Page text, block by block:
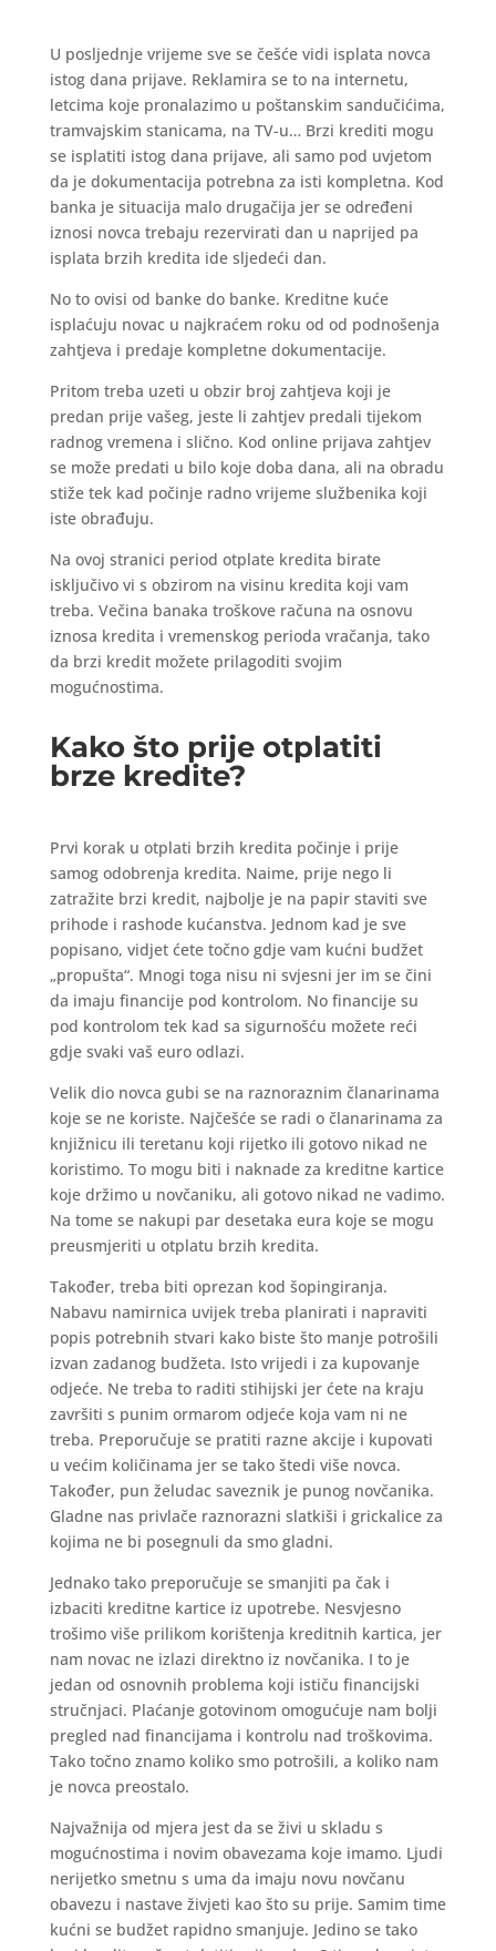
U posljednje vrijeme sve se češće vidi isplata novca
istog dana prijave. Reklamira se to na internetu,
letcima koje pronalazimo u poštanskim sandučićima,
tramvajskim stanicama, na TV-u… Brzi krediti mogu
se isplatiti istog dana prijave, ali samo pod uvjetom
da je dokumentacija potrebna za isti kompletna. Kod
banka je situacija malo drugačija jer se određeni
iznosi novca trebaju rezervirati dan u naprijed pa
isplata brzih kredita ide sljedeći dan.
No to ovisi od banke do banke. Kreditne kuće
isplaćuju novac u najkraćem roku od od podnošenja
zahtjeva i predaje kompletne dokumentacije.
Pritom treba uzeti u obzir broj zahtjeva koji je
predan prije vašeg, jeste li zahtjev predali tijekom
radnog vremena i slično. Kod online prijava zahtjev
se može predati u bilo koje doba dana, ali na obradu
stiže tek kad počinje radno vrijeme službenika koji
iste obrađuju.
Na ovoj stranici period otplate kredita birate
isključivo vi s obzirom na visinu kredita koji vam
treba. Večina banaka troškove računa na osnovu
iznosa kredita i vremenskog perioda vračanja, tako
da brzi kredit možete prilagoditi svojim
mogućnostima.
Kako što prije otplatiti
brze kredite?
Prvi korak u otplati brzih kredita počinje i prije
samog odobrenja kredita. Naime, prije nego li
zatražite brzi kredit, najbolje je na papir staviti sve
prihode i rashode kućanstva. Jednom kad je sve
popisano, vidjet ćete točno gdje vam kućni budžet
„propušta“. Mnogi toga nisu ni svjesni jer im se čini
da imaju financije pod kontrolom. No financije su
pod kontrolom tek kad sa sigurnošću možete reći
gdje svaki vaš euro odlazi.
Velik dio novca gubi se na raznoraznim članarinama
koje se ne koriste. Najčešće se radi o članarinama za
knjižnicu ili teretanu koji rijetko ili gotovo nikad ne
koristimo. To mogu biti i naknade za kreditne kartice
koje držimo u novčaniku, ali gotovo nikad ne vadimo.
Na tome se nakupi par desetaka eura koje se mogu
preusmjeriti u otplatu brzih kredita.
Također, treba biti oprezan kod šopingiranja.
Nabavu namirnica uvijek treba planirati i napraviti
popis potrebnih stvari kako biste što manje potrošili
izvan zadanog budžeta. Isto vrijedi i za kupovanje
odjeće. Ne treba to raditi stihijski jer ćete na kraju
završiti s punim ormarom odjeće koja vam ni ne
treba. Preporučuje se pratiti razne akcije i kupovati
u većim količinama jer se tako štedi više novca.
Također, pun želudac saveznik je punog novčanika.
Gladne nas privlače raznorazni slatkiši i grickalice za
kojima ne bi posegnuli da smo gladni.
Jednako tako preporučuje se smanjiti pa čak i
izbaciti kreditne kartice iz upotrebe. Nesvjesno
trošimo više prilikom korištenja kreditnih kartica, jer
nam novac ne izlazi direktno iz novčanika. I to je
jedan od osnovnih problema koji ističu financijski
stručnjaci. Plaćanje gotovinom omogućuje nam bolji
pregled nad financijama i kontrolu nad troškovima.
Tako točno znamo koliko smo potrošili, a koliko nam
je novca preostalo.
Najvažnija od mjera jest da se živi u skladu s
mogućnostima i novim obavezama koje imamo. Ljudi
nerijetko smetnu s uma da imaju novu novčanu
obavezu i nastave živjeti kao što su prije. Samim time
kućni se budžet rapidno smanjuje. Jedino se tako